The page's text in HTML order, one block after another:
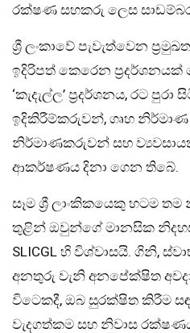
රක්ෂණ සහකරු ලෙස
ශ්‍රී ලංකාවේ පැවැත්වෙන
ඉදිරිපත් කෙරෙන
‘කැදැල්ල’ ප්‍රදර්ශනය, රට
ඉදිකිරීම්කරුවන්, ගෘහ
නිර්මාණකරුවන් සහ
ආකර්ෂණය දිනා ගෙන තිබේ.
සෑම ශ්‍රී ලාංකිකයෙකු හටම
තුළින් ඔවුන්ගේ මානසික
SLICGL හි විශ්වාසයි. ගිනි,
අනතුරු වැනි අනපේක්ෂිත
විටෙකදී, ඔබ සුරක්ෂිත කිරීම
වැදගත්කම සහ නිවාස